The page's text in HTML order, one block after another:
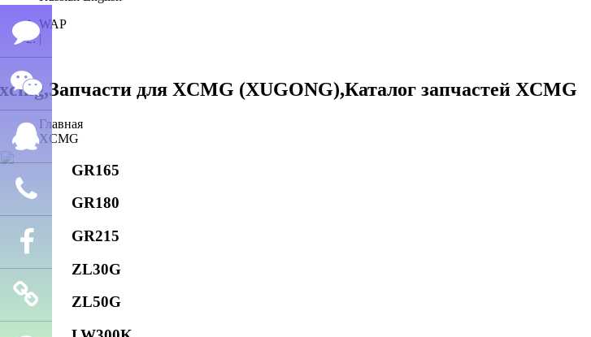
WAP
|
Главная
XCMG
GR165
GR180
GR215
ZL30G
ZL50G
Семён
лю
WeChat
QQ
Телефон
Facebook